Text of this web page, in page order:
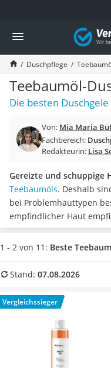
Die beliebtesten Vergleiche
Drogerie
Inhalator
Haarschneider
Rollator
Braun Rasierer
Katzenklappe (Chip)
Masturbator
Massagepistole
Reisehaartrockner
Eiweißpulver
Magnesiumpräparat
Katzenklappe
Nackenmassagegerät
Zeckenschutz Katze
Philips-Sonicare-Zahnbürste
Mineralfutter Pferd
Massagegerät
Vergleich
Duschpflege
Teebaumöl-
Die besten
Von: Mia Maria
Fachbereich:
Redakteurin: Lisa
Gereizte und
Teebaumöls. Deshalb
bei Problemhauttypen
empfindlicher Haut
Teebaumöl-Duschgels
einen Wirkstoff
unterstützen können. In
regenerierendem
August 2026 besonders
Teebaumöl+* mit
1 - 2 von 11: Beste
Stand: 07.08.2026
Vergleichssieger